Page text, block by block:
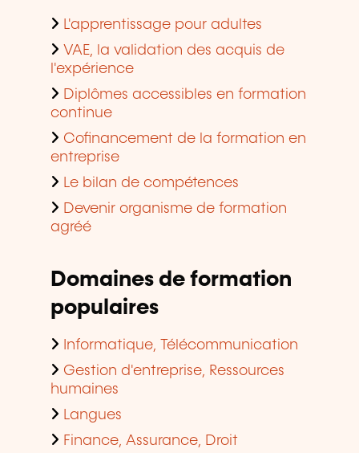
L'apprentissage pour adultes
VAE, la validation des acquis de
l'expérience
Diplômes accessibles en formation
continue
Cofinancement de la formation en
entreprise
Le bilan de compétences
Devenir organisme de formation
agréé
Domaines de formation
populaires
Informatique, Télécommunication
Gestion d'entreprise, Ressources
humaines
Langues
Finance, Assurance, Droit